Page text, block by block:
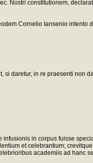
Nostri constitutionem,
Cornelio Iansenio intento
daretur, in re praesenti non
in corpus fuisse
et celebrantium;
academiis ad hanc